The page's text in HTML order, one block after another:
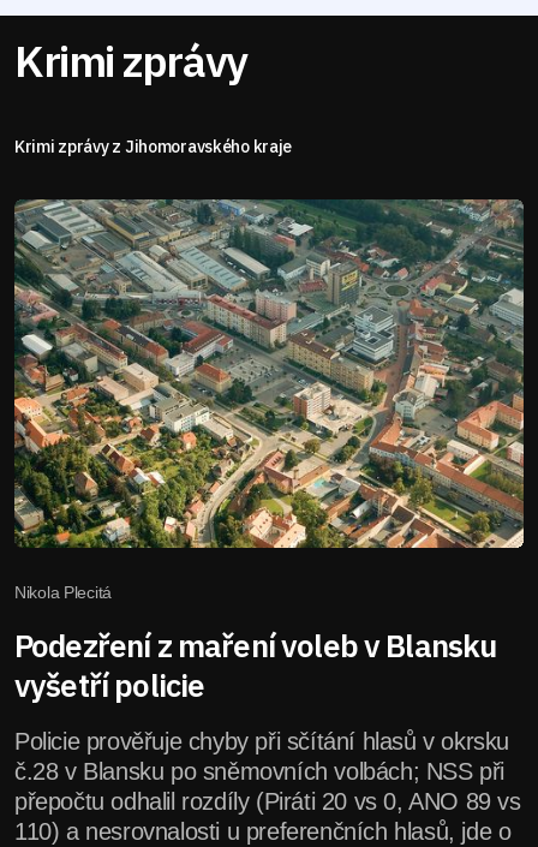
Krimi zprávy
Krimi zprávy z Jihomoravského kraje
Nikola Plecitá
Podezření z maření voleb v Blansku
vyšetří policie
Policie prověřuje chyby při sčítání hlasů v okrsku
č.28 v Blansku po sněmovních volbách; NSS při
přepočtu odhalil rozdíly (Piráti 20 vs 0, ANO 89 vs
110) a nesrovnalosti u preferenčních hlasů, jde o